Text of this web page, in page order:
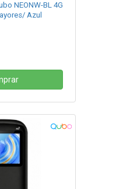
NEONW-BL 4G
Azul